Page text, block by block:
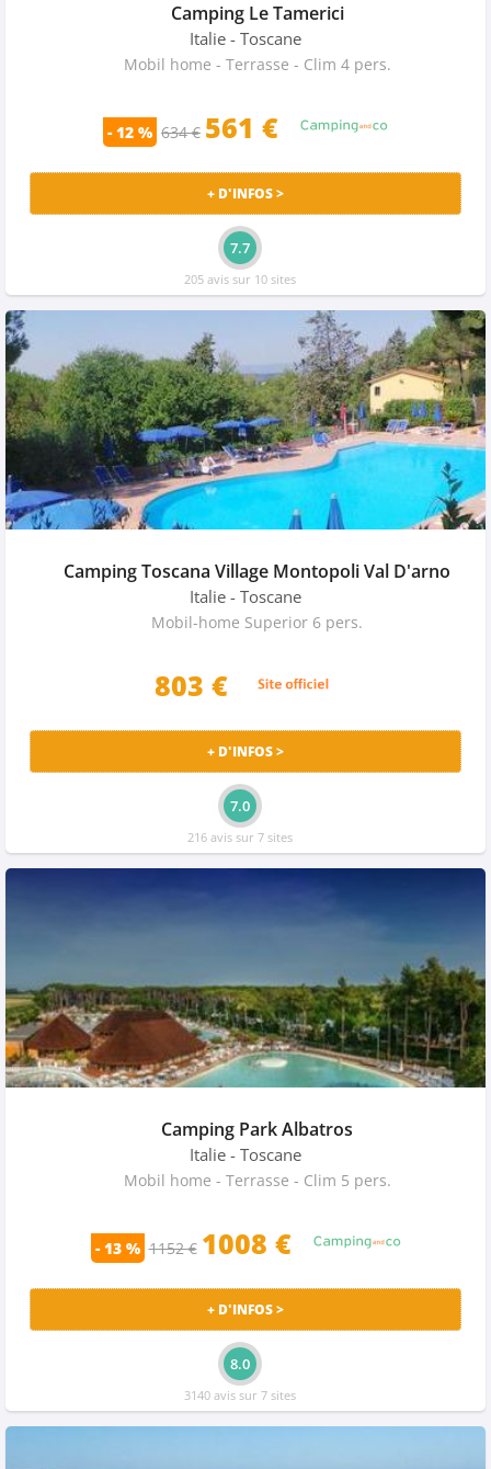
Camping Le Tamerici
Italie - Toscane
Mobil home - Terrasse - Clim 4 pers.
- 12 % 634 € 561 €
+ D'INFOS >
7.7
205 avis sur 10 sites
Camping Toscana Village Montopoli Val D'arno
Italie - Toscane
Mobil-home Superior 6 pers.
803 €
+ D'INFOS >
7.0
216 avis sur 7 sites
Camping Park Albatros
Italie - Toscane
Mobil home - Terrasse - Clim 5 pers.
- 13 % 1152 € 1008 €
+ D'INFOS >
8.0
3140 avis sur 7 sites